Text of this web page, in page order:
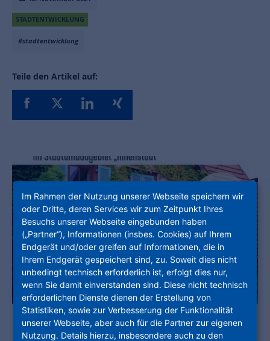
STADTENTWICKLUNG
#stadtentwicklung
Teile den Artikel auf:
Im Rahmen der Nutzung unserer Webseite speichern wir
oder Dritte, deren Services wir zum Zeitpunkt Ihres
Besuchs unserer Webseite eingebunden haben
(„Partner“), Informationen (insbes. Cookies) auf Ihrem
Endgerät und/oder greifen auf Informationen, die in
Ihrem Endgerät gespeichert sind, zu. Soweit dies nicht
unbedingt technisch erforderlich ist, erfolgt dies nur,
wenn Sie damit einverstanden sind. Diese nicht technisch
erforderlichen Dienste dienen der Erstellung von
Statistiken, sowie zur Verbesserung der Funktionalität
unserer Webseite, aber auch für die Partner zur eigenen
Nutzung. Details hierzu, insbesondere auch zu den